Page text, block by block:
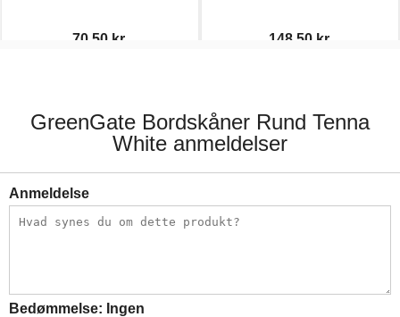
70,50 kr. 148,50 kr.
GreenGate Bordskåner Rund Tenna
White anmeldelser
Anmeldelse
Bedømmelse: Ingen